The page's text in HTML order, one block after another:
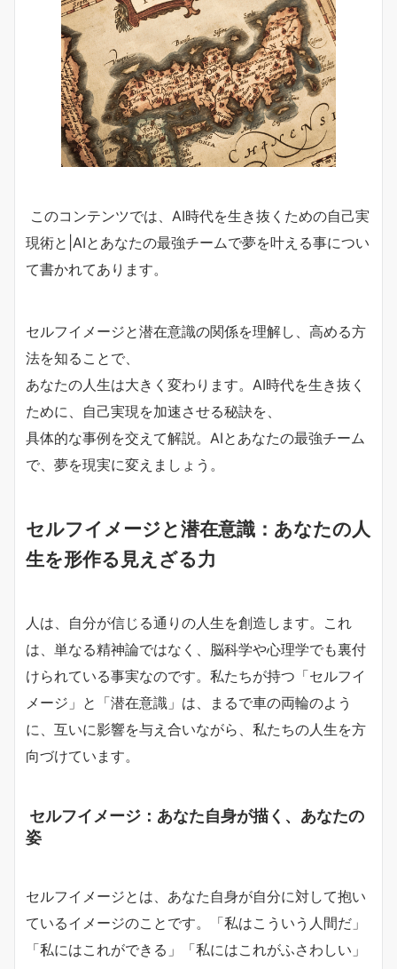
このコンテンツでは、AI時代を生き抜くための自己実
現術と|AIとあなたの最強チームで夢を叶える事につい
て書かれてあります。
セルフイメージと潜在意識の関係を理解し、高める方
法を知ることで、
あなたの人生は大きく変わります。AI時代を生き抜く
ために、自己実現を加速させる秘訣を、
具体的な事例を交えて解説。AIとあなたの最強チーム
で、夢を現実に変えましょう。
セルフイメージと潜在意識：あなたの人
生を形作る見えざる力
人は、自分が信じる通りの人生を創造します。これ
は、単なる精神論ではなく、脳科学や心理学でも裏付
けられている事実なのです。私たちが持つ「セルフイ
メージ」と「潜在意識」は、まるで車の両輪のよう
に、互いに影響を与え合いながら、私たちの人生を方
向づけています。
セルフイメージ：あなた自身が描く、あなたの
姿
セルフイメージとは、あなた自身が自分に対して抱い
ているイメージのことです。「私はこういう人間だ」
「私にはこれができる」「私にはこれがふさわしい」